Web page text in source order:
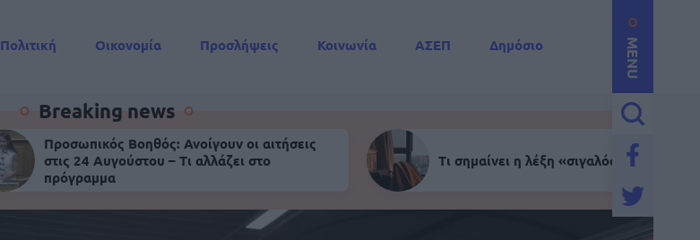
MENU
Πολιτική Οικονομία Προσλήψεις Κοινωνία ΑΣΕΠ
Δημόσιο
Breaking news
Προσωπικός Βοηθός: Ανοίγουν οι αιτήσεις
στις 24 Αυγούστου – Τι αλλάζει στο
πρόγραμμα
Τι σημαίνει η λέξη «σιγαλός»